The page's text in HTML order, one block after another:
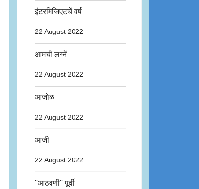
इंटरमिजिएटचें वर्ष
22 August 2022
आमचीं लग्नें
22 August 2022
आजोळ
22 August 2022
आजी
22 August 2022
''आठवणी'' पूर्वी